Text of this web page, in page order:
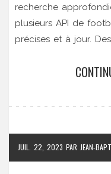
recherche
plusieurs API de
précises et à jour.
incroyables pour les
joueurs. Cela dit, la
important de choisir
JUIL. 22, 2023 PAR JEAN-